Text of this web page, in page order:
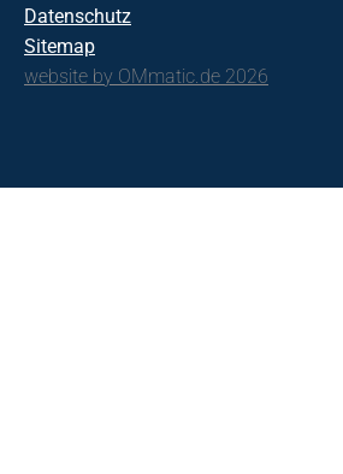
Datenschutz
Sitemap
website by OMmatic.de 2026